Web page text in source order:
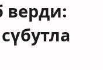
верди: